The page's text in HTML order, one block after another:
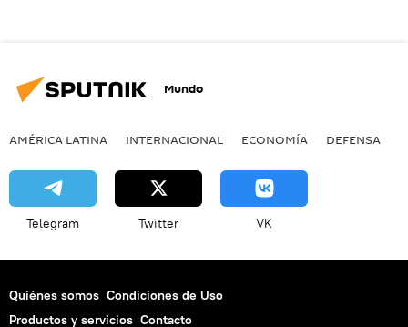
Mundo
AMÉRICA LATINA INTERNACIONAL ECONOMÍA DEFENSA
Telegram Twitter VK
Quiénes somos Condiciones de Uso
Productos y servicios Contacto